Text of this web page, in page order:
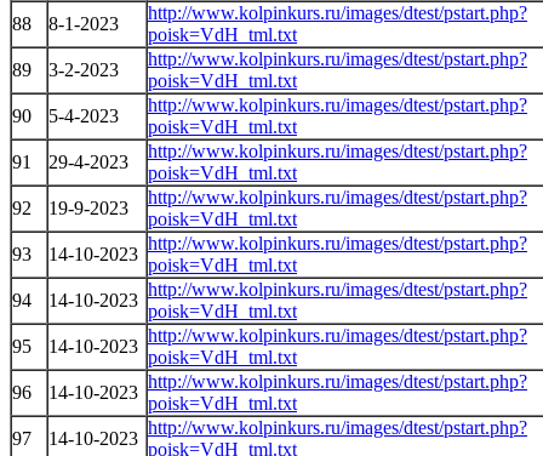
88
8-1-2023
http://www.kolpinkurs.ru/images/dtest/pstart.php?
poisk=VdH_tml.txt
89
3-2-2023
http://www.kolpinkurs.ru/images/dtest/pstart.php?
poisk=VdH_tml.txt
90
5-4-2023
http://www.kolpinkurs.ru/images/dtest/pstart.php?
poisk=VdH_tml.txt
91
29-4-2023
http://www.kolpinkurs.ru/images/dtest/pstart.php?
poisk=VdH_tml.txt
92
19-9-2023
http://www.kolpinkurs.ru/images/dtest/pstart.php?
poisk=VdH_tml.txt
93
14-10-2023
http://www.kolpinkurs.ru/images/dtest/pstart.php?
poisk=VdH_tml.txt
94
14-10-2023
http://www.kolpinkurs.ru/images/dtest/pstart.php?
poisk=VdH_tml.txt
95
14-10-2023
http://www.kolpinkurs.ru/images/dtest/pstart.php?
poisk=VdH_tml.txt
96
14-10-2023
http://www.kolpinkurs.ru/images/dtest/pstart.php?
poisk=VdH_tml.txt
97
14-10-2023
http://www.kolpinkurs.ru/images/dtest/pstart.php?
poisk=VdH_tml.txt